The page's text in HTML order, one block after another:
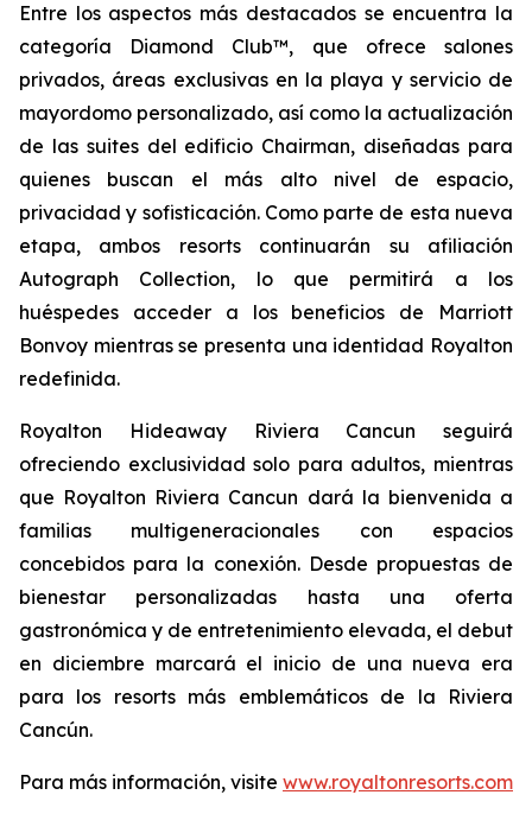
Entre los aspectos más destacados se encuentra la
categoría Diamond Club™, que ofrece salones
privados, áreas exclusivas en la playa y servicio de
mayordomo personalizado, así como la actualización
de las suites del edificio Chairman, diseñadas para
quienes buscan el más alto nivel de espacio,
privacidad y sofisticación. Como parte de esta nueva
etapa, ambos resorts continuarán su afiliación
Autograph Collection, lo que permitirá a los
huéspedes acceder a los beneficios de Marriott
Bonvoy mientras se presenta una identidad Royalton
redefinida.
Royalton Hideaway Riviera Cancun seguirá
ofreciendo exclusividad solo para adultos, mientras
que Royalton Riviera Cancun dará la bienvenida a
familias multigeneracionales con espacios
concebidos para la conexión. Desde propuestas de
bienestar personalizadas hasta una oferta
gastronómica y de entretenimiento elevada, el debut
en diciembre marcará el inicio de una nueva era
para los resorts más emblemáticos de la Riviera
Cancún.
Para más información, visite www.royaltonresorts.com